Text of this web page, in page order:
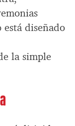
diseñado
la simple